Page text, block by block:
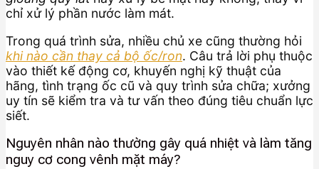
chỉ xử lý phần nước làm mát.
Trong quá trình sửa, nhiều chủ xe cũng thường hỏi
khi nào cần thay cả bộ ốc/ron. Câu trả lời phụ thuộc
vào thiết kế động cơ, khuyến nghị kỹ thuật của
hãng, tình trạng ốc cũ và quy trình sửa chữa; xưởng
uy tín sẽ kiểm tra và tư vấn theo đúng tiêu chuẩn lực
siết.
Nguyên nhân nào thường gây quá nhiệt và làm tăng
nguy cơ cong vênh mặt máy?